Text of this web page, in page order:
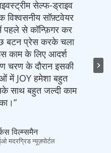
दिन इसके नए उपयोग
समर्थन के लिए धन्यवाद।
टीम के साथ आपकी टीम
जो हम एक
टॉम